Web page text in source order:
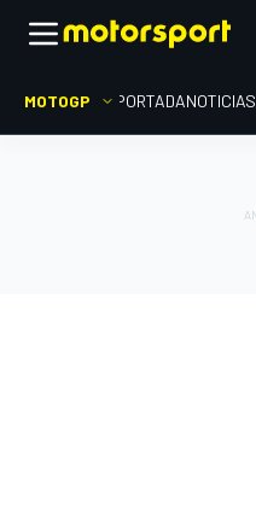
MOTOGP PORTADANOTICIAS